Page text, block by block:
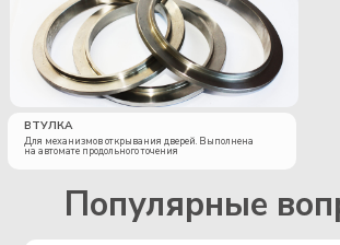
Для механизмов открывания дверей. Выполнена
на автомате продольного точения
ВТУЛКА